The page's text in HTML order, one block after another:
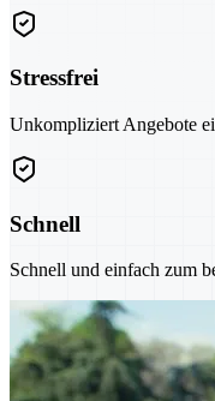
Stressfrei
Unkompliziert Angebote
Schnell
Schnell und einfach zum